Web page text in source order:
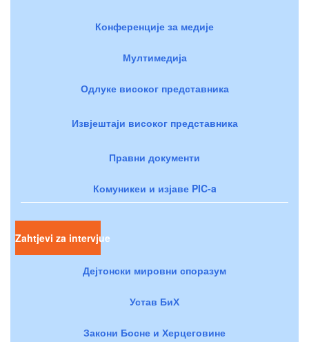
Конференције за медије
Мултимедија
Одлуке високог представника
Извјештаји високог представника
Правни документи
Комуникеи и изјаве PIC-a
Zahtjevi za intervjue
Дејтонски мировни споразум
Устав БиХ
Закони Босне и Херцеговине